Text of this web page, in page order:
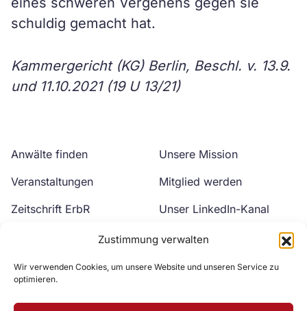
Zustimmung verwalten
Wir verwenden Cookies, um unsere Website und unseren Service zu
optimieren.
schuldig gemacht hat.
Kammergericht (KG) Berlin, Beschl. v. 13.9.
und 11.10.2021 (19 U 13/21)
Anwälte finden
Veranstaltungen
Zeitschrift ErbR
Unsere Mission
Mitglied werden
Unser LinkedIn-Kanal
Unser YouTube-Kanal